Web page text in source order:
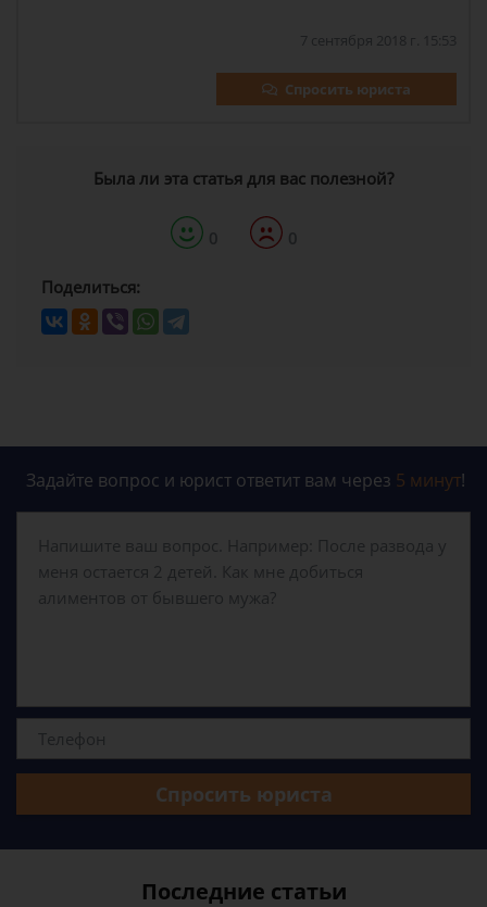
7 сентября 2018 г. 15:53
Спросить юриста
Была ли эта статья для вас полезной?
0 0
Поделиться:
Задайте вопрос и юрист ответит вам через 5 минут!
Спросить юриста
Последние статьи